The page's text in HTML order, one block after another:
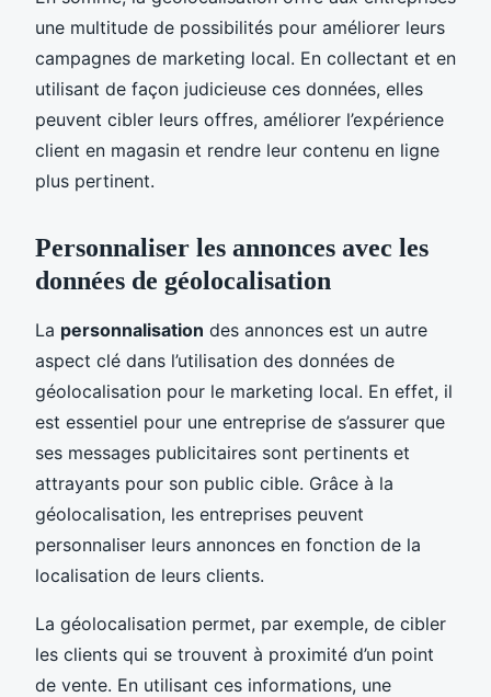
une multitude de possibilités pour améliorer leurs
campagnes de marketing local. En collectant et en
utilisant de façon judicieuse ces données, elles
peuvent cibler leurs offres, améliorer l’expérience
client en magasin et rendre leur contenu en ligne
plus pertinent.
Personnaliser les annonces avec les
données de géolocalisation
La personnalisation des annonces est un autre
aspect clé dans l’utilisation des données de
géolocalisation pour le marketing local. En effet, il
est essentiel pour une entreprise de s’assurer que
ses messages publicitaires sont pertinents et
attrayants pour son public cible. Grâce à la
géolocalisation, les entreprises peuvent
personnaliser leurs annonces en fonction de la
localisation de leurs clients.
La géolocalisation permet, par exemple, de cibler
les clients qui se trouvent à proximité d’un point
de vente. En utilisant ces informations, une